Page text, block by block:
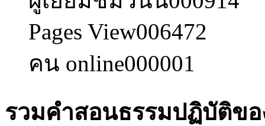
Pages View006472
คน online000001
รวมคำสอนธรรมปฏิบัติข